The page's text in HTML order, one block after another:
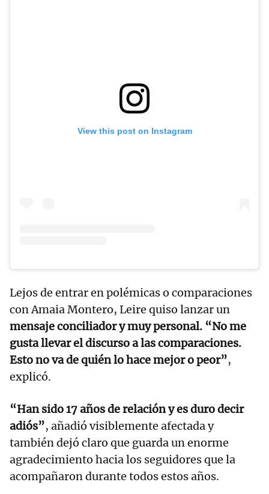
View this post on Instagram
Lejos de entrar en polémicas o comparaciones
con Amaia Montero, Leire quiso lanzar un
mensaje conciliador y muy personal. “No me
gusta llevar el discurso a las comparaciones.
Esto no va de quién lo hace mejor o peor”,
explicó.
“Han sido 17 años de relación y es duro decir
adiós”, añadió visiblemente afectada y
también dejó claro que guarda un enorme
agradecimiento hacia los seguidores que la
acompañaron durante todos estos años.